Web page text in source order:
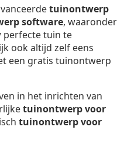
tuinontwerp
software, waaronder
perfecte tuin te
ook altijd zelf eens
een gratis tuinontwerp
in het inrichten van
tuinontwerp voor
tuinontwerp voor